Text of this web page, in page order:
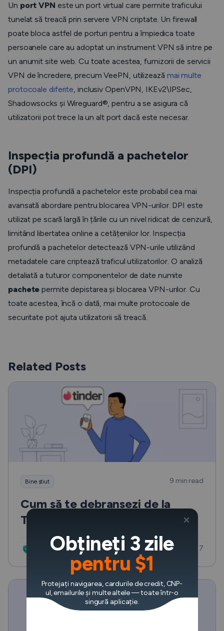
Un port VPN este un port virtual care permite traficului
tunelat să treacă prin servere VPN criptate. Un firewall
poate bloca astfel de porturi pentru a împiedica toate
persoanele care au adoptat un instrument VPN să intre pe
un anumit site web. Cu toate acestea, furnizorii de servicii
VPN de încredere, precum VeePN, utilizează mai multe
protocoale diferite, inclusiv OpenVPN, IKEv2\IPSec,
Shadowsocks și Wireguard®, pentru a se asigura că
utilizatorii pot trece la un alt port dacă este necesar.
Inspecția profundă a pachetelor
(DPI)
Inspecția profundă a pachetelor este probabil cea mai
avansată abordare pentru blocarea VPN-urilor. DPI este
utilizat pe scară largă în țările cu un nivel ridicat de cenzură,
limitând libertatea online a cetățenilor lor. Inspecția
profundă a pachetelor detectează VPN-urile utilizând
metadatele care criptează traficul utilizatorilor. O analiză
detaliată a tuturor componentelor de date numite
pachete permite depistarea și blocarea VPN-urilor. Cu
toate acestea, încă o dată, mai multe protocoale de
securitate pot ajuta utilizatorii să treacă.
Related Posts
Bine știut 9 min read
Cum să te debranșezi de la
Tinder: Două metode
VeePN Research Lab Updated: iul. 17
Obțineți 3 zile
pentru $1
Protejați navigarea, cardurile de credit, CNP-
ul, emailurile și multe altele — toate într-o
singură aplicație.